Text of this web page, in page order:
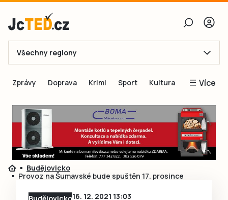
E-mail
Obnovit heslo
Přihlásit se
Přihlásit se přes Facebook
Ještě nemám účet, chci se
Všechny regiony
Zprávy Doprava Krimi Sport Kultura Více
Blogy
Inspirace
Čtenáři píší
Speciální přílohy
Budějovicko
Provoz na Šumavské bude spuštěn 17. prosince
16. 12. 2021 13:03